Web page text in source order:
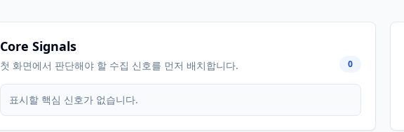
Core Signals
첫 화면에서 판단해야 할 수집 신호를 먼저 배치합니다. 0
표시할 핵심 신호가 없습니다.